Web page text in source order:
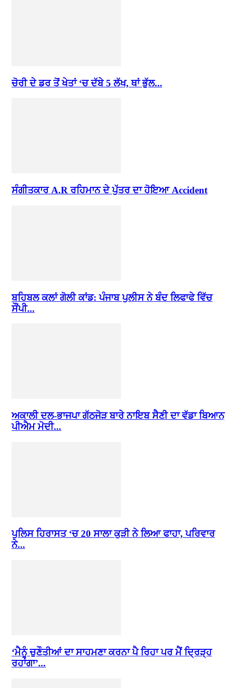
ਚੋਰੀ ਦੇ ਡਰ ਤੋਂ ਖੇਤਾਂ ‘ਚ ਦੱਬੇ 5 ਲੱਖ, ਥਾਂ ਭੁੱਲ...
ਸੰਗੀਤਕਾਰ A.R ਰਹਿਮਾਨ ਦੇ ਪੁੱਤਰ ਦਾ ਹੋਇਆ Accident
ਬਹਿਬਲ ਕਲਾਂ ਗੋਲੀ ਕਾਂਡ: ਪੰਜਾਬ ਪੁਲੀਸ ਨੇ ਬੰਦ ਲਿਫਾਫੇ ਵਿੱਚ
ਸੌਂਪੀ...
ਅਕਾਲੀ ਦਲ-ਭਾਜਪਾ ਗੱਠਜੋੜ ਬਾਰੇ ਨਾਇਬ ਸੈਣੀ ਦਾ ਵੱਡਾ
ਪੀਐਮ ਮੋਦੀ...
ਪੁਲਿਸ ਹਿਰਾਸਤ ‘ਚ 20 ਸਾਲਾ ਕੁੜੀ ਨੇ ਲਿਆ ਫਾਹਾ, ਪਰਿਵਾਰ
ਨੇ...
‘ਮੈਨੂੰ ਚੁਣੌਤੀਆਂ ਦਾ ਸਾਹਮਣਾ ਕਰਨਾ ਪੈ ਰਿਹਾ ਪਰ ਮੈਂ ਦ੍ਰਿੜ੍ਹ
ਰਹਾਂਗਾ’...